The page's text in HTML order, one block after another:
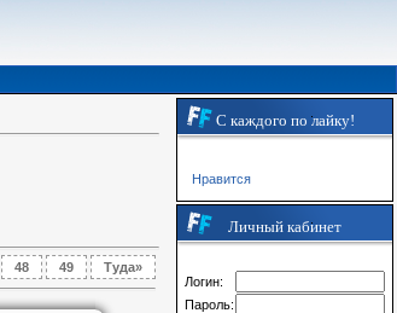
48 49 Туда»
С каждого по лайку!
Нравится
Личный кабинет
Логин:
Пароль: